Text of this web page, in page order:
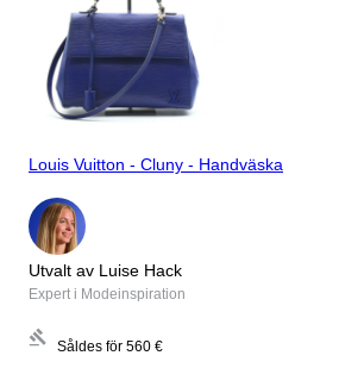
Louis Vuitton - Cluny - Handväska
Utvalt av Luise Hack
Expert i Modeinspiration
Såldes för 560 €